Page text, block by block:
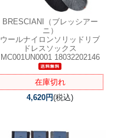
BRESCIANI（ブレッシアー
ニ）
ウールナイロンソリッドリブ
ドレスソックス
MC001UN0001 18032202146
在庫切れ
4,620円(税込)